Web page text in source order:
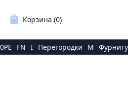
shopping_bag Корзина (0)
0PE FN I Перегородки M